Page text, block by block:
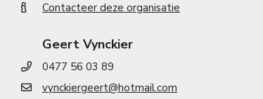
Contacteer deze organisatie
Geert Vynckier
0477 56 03 89
vynckiergeert@hotmail.com